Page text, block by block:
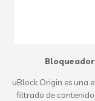
uBlock Origin es una
filtrado de